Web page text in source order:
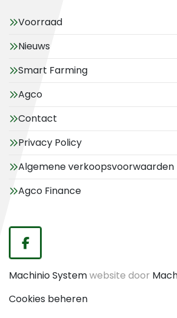
Voorraad
Nieuws
Smart Farming
Agco
Contact
Privacy Policy
Algemene verkoopsvoorwaarden
Agco Finance
facebook
Machinio Systemwebsite door
Cookies beheren